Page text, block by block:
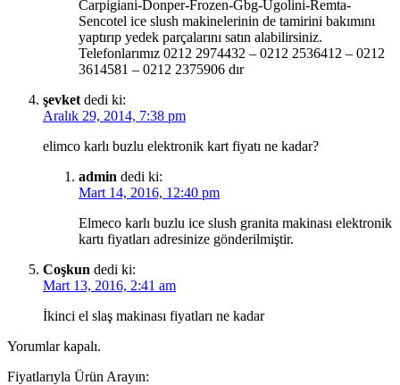
Carpigiani-Donper-Frozen-Gbg-Ugolini-Remta-
Sencotel ice slush makinelerinin de tamirini bakımını
yaptırıp yedek parçalarını satın alabilirsiniz.
Telefonlarımız 0212 2974432 – 0212 2536412 – 0212
3614581 – 0212 2375906 dır
şevket dedi ki:
Aralık 29, 2014, 7:38 pm
elimco karlı buzlu elektronik kart fiyatı ne kadar?
admin dedi ki:
Mart 14, 2016, 12:40 pm
Elmeco karlı buzlu ice slush granita makinası elektronik
kartı fiyatları adresinize gönderilmiştir.
Coşkun dedi ki:
Mart 13, 2016, 2:41 am
İkinci el slaş makinası fiyatları ne kadar
Yorumlar kapalı.
Fiyatlarıyla Ürün Arayın: